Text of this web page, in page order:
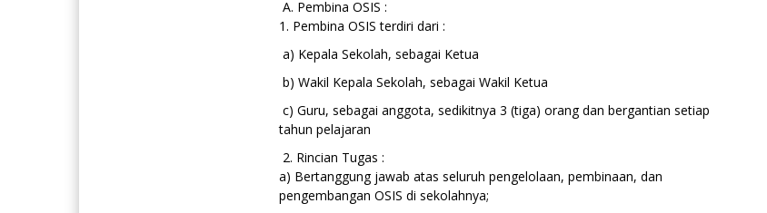
A. Pembina OSIS :
1. Pembina OSIS terdiri dari :
a) Kepala Sekolah, sebagai Ketua
b) Wakil Kepala Sekolah, sebagai Wakil Ketua
c) Guru, sebagai anggota, sedikitnya 3 (tiga) orang dan bergantian setiap
tahun pelajaran
2. Rincian Tugas :
a) Bertanggung jawab atas seluruh pengelolaan, pembinaan, dan
pengembangan OSIS di sekolahnya;